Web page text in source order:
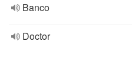
Banco
Doctor